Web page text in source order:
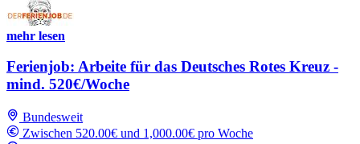
mehr lesen
Ferienjob: Arbeite für das Deutsches Rotes Kreuz -
mind. 520€/Woche
Bundesweit
Zwischen 520.00€ und 1,000.00€ pro Woche